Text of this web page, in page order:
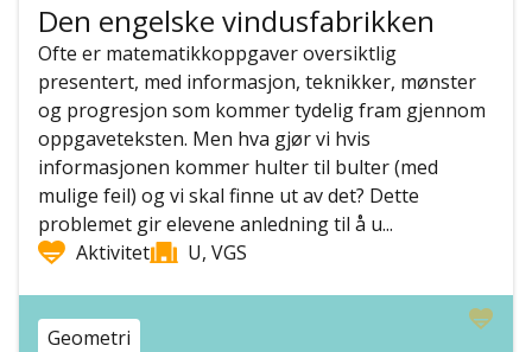
Den engelske vindusfabrikken
Ofte er matematikkoppgaver oversiktlig
presentert, med informasjon, teknikker, mønster
og progresjon som kommer tydelig fram gjennom
oppgaveteksten. Men hva gjør vi hvis
informasjonen kommer hulter til bulter (med
mulige feil) og vi skal finne ut av det? Dette
problemet gir elevene anledning til å u...
Aktivitet
U, VGS
Geometri